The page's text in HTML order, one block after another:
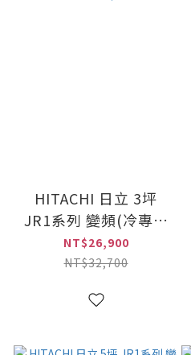
HITACHI 日立 3坪
JR1系列 變頻(冷專雙
吹)窗型冷氣(RA-
25JR1)
NT$26,900
NT$32,700